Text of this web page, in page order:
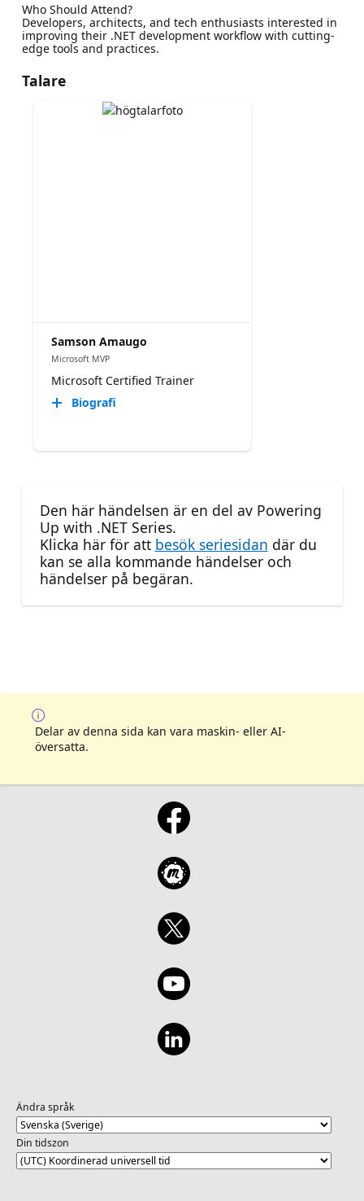
Who Should Attend?
Developers, architects, and tech enthusiasts interested in
improving their .NET development workflow with cutting-
edge tools and practices.
Talare
Samson Amaugo
Microsoft MVP
Microsoft Certified Trainer
Biografi
Den här händelsen är en del av Powering
Up with .NET Series.
Klicka här för att besök seriesidan där du
kan se alla kommande händelser och
händelser på begäran.
Delar av denna sida kan vara maskin- eller AI-
översatta.
Ändra språk
Din tidszon